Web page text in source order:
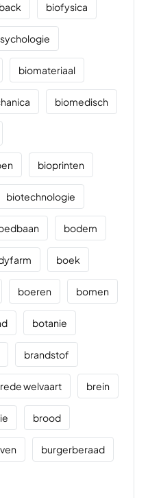
biofysica
biomateriaal
biomedisch
bioprinten
biotechnologie
bodem
boek
boeren bomen
botanie
brandstof
welvaart brein
brood
burgerberaad